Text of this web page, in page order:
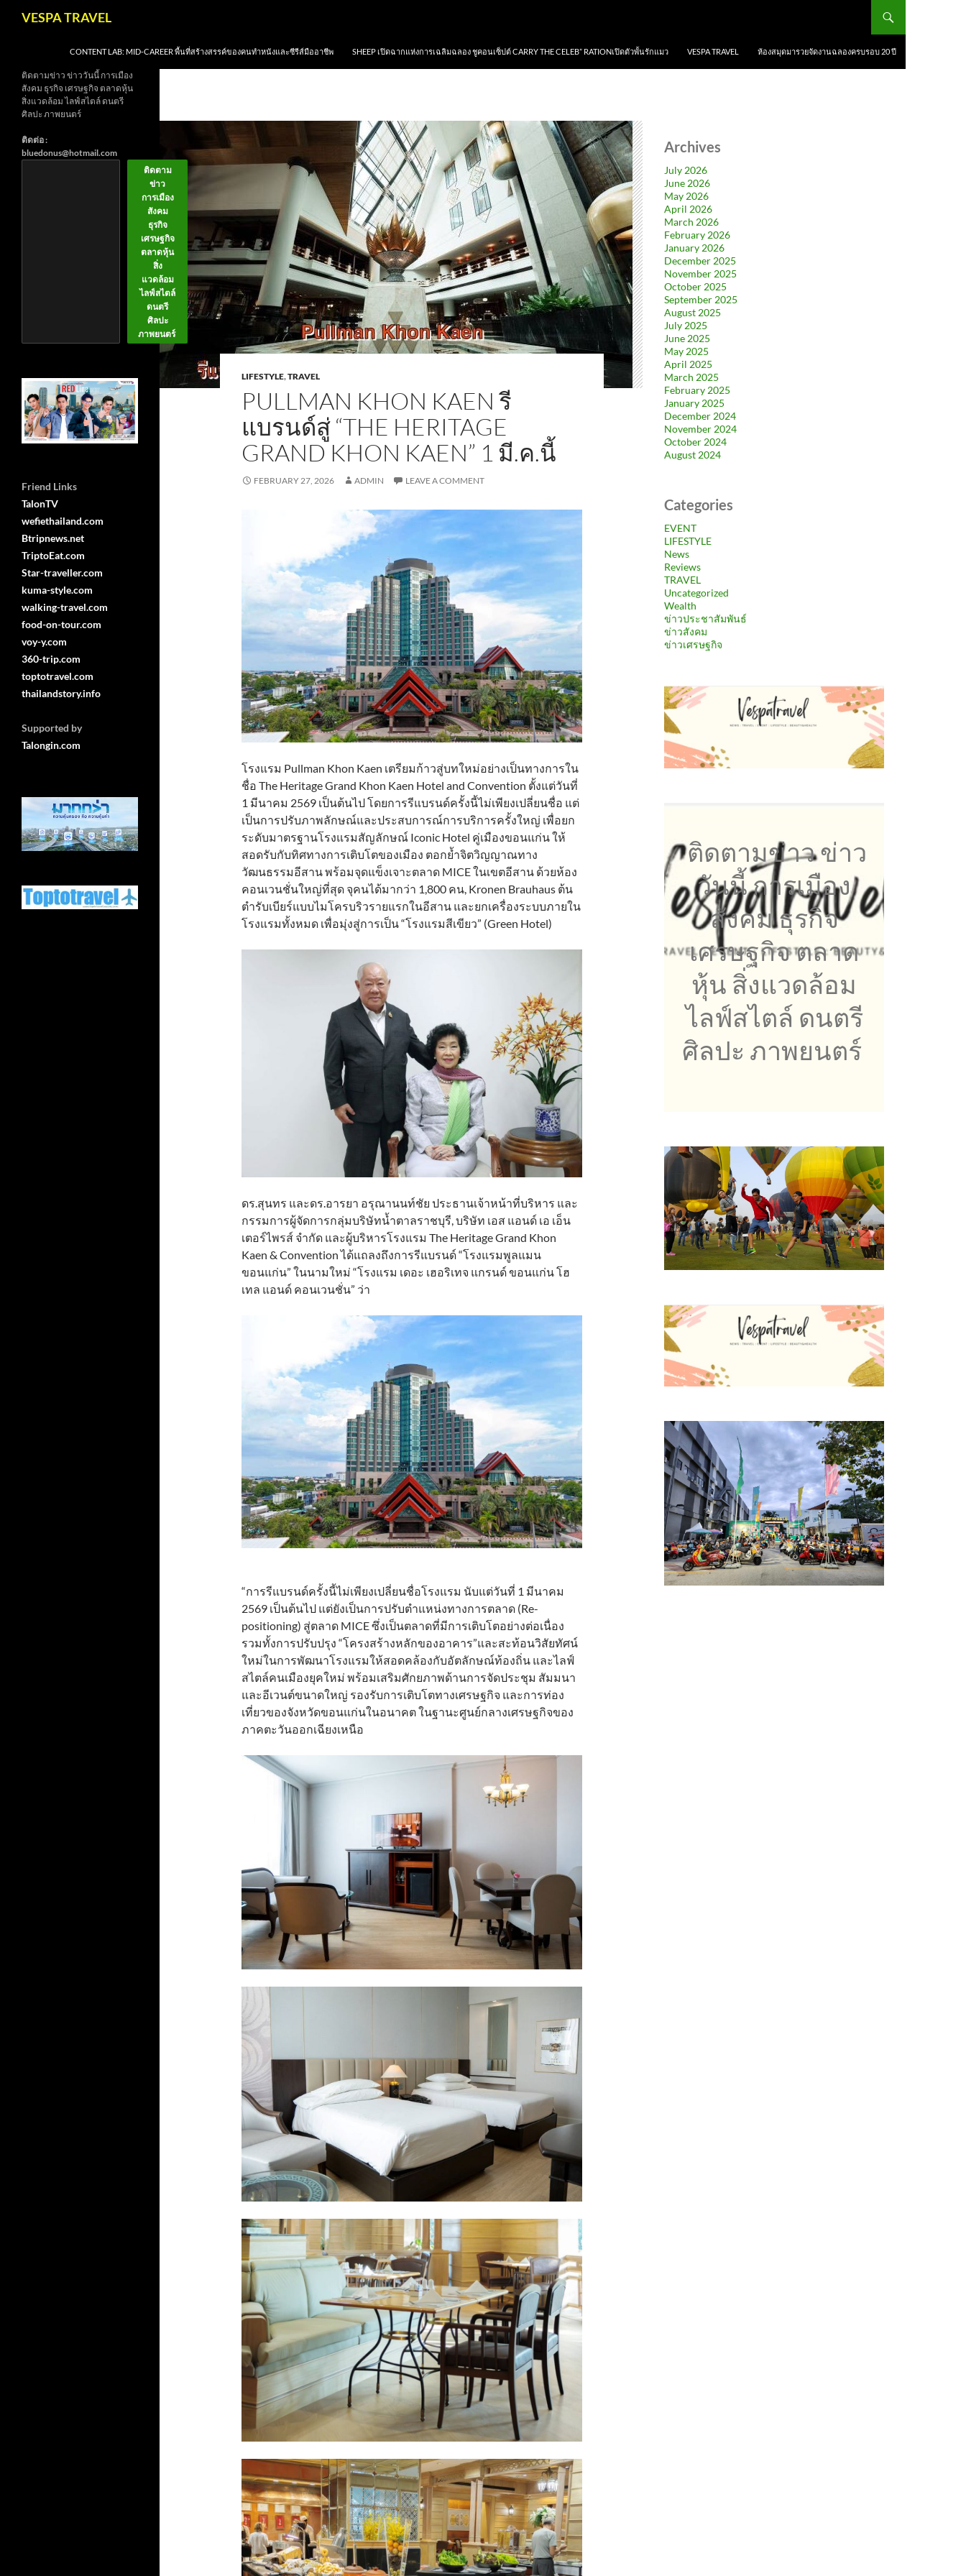
VESPA TRAVEL
CONTENT LAB: MID-CAREER พื้นที่สร้างสรรค์ของคนทำหนังและซีรีส์มืออาชีพ SHEEP เปิดฉากแห่งการเฉลิมฉลอง ชูคอนเซ็ปต์ CARRY THE CELEB” RATIONเปิดตัวพั้นรักแมว VESPA TRAVEL ห้องสมุดมารวยจัดงานฉลองครบรอบ 20 ปี
LIFESTYLE,TRAVEL
PULLMAN KHON KAEN รี
แบรนด์สู่ “THE HERITAGE
GRAND KHON KAEN” 1 มี.ค.นี้
FEBRUARY 27, 2026 ADMIN LEAVE A COMMENT
โรงแรม Pullman Khon Kaen เตรียมก้าวสู่บทใหม่อย่างเป็นทางการใน
ชื่อ The Heritage Grand Khon Kaen Hotel and Convention ตั้งแต่วันที่
1 มีนาคม 2569 เป็นต้นไป โดยการรีแบรนด์ครั้งนี้ไม่เพียงเปลี่ยนชื่อ แต่
เป็นการปรับภาพลักษณ์และประสบการณ์การบริการครั้งใหญ่ เพื่อยก
ระดับมาตรฐานโรงแรมสัญลักษณ์ Iconic Hotel คู่เมืองขอนแก่น ให้
สอดรับกับทิศทางการเติบโตของเมือง ตอกย้ำจิตวิญญาณทาง
วัฒนธรรมอีสาน พร้อมจุดแข็งเจาะตลาด MICE ในเขตอีสาน ด้วยห้อง
คอนเวนชั่นใหญ่ที่สุด จุคนได้มากว่า 1,800 คน, Kronen Brauhaus ต้น
ตำรับเบียร์แบบไมโครบริวรายแรกในอีสาน และยกเครื่องระบบภายใน
โรงแรมทั้งหมด เพื่อมุ่งสู่การเป็น “โรงแรมสีเขียว” (Green Hotel)
ดร.สุนทร และดร.อารยา อรุณานนท์ชัย ประธานเจ้าหน้าที่บริหาร และ
กรรมการผู้จัดการกลุ่มบริษัทน้ำตาลราชบุรี, บริษัท เอส แอนด์ เอ เอ็น
เตอร์ไพรส์ จำกัด และผู้บริหารโรงแรม The Heritage Grand Khon
Kaen & Convention ได้แถลงถึงการรีแบรนด์ “โรงแรมพูลแมน
ขอนแก่น” ในนามใหม่ “โรงแรม เดอะ เฮอริเทจ แกรนด์ ขอนแก่น โฮ
เทล แอนด์ คอนเวนชั่น” ว่า
“การรีแบรนด์ครั้งนี้ไม่เพียงเปลี่ยนชื่อโรงแรม นับแต่วันที่ 1 มีนาคม
2569 เป็นต้นไป แต่ยังเป็นการปรับตำแหน่งทางการตลาด (Re-
positioning) สู่ตลาด MICE ซึ่งเป็นตลาดที่มีการเติบโตอย่างต่อเนื่อง
รวมทั้งการปรับปรุง “โครงสร้างหลักของอาคาร”และสะท้อนวิสัยทัศน์
ใหม่ในการพัฒนาโรงแรมให้สอดคล้องกับอัตลักษณ์ท้องถิ่น และไลฟ์
สไตล์คนเมืองยุคใหม่ พร้อมเสริมศักยภาพด้านการจัดประชุม สัมมนา
และอีเวนต์ขนาดใหญ่ รองรับการเติบโตทางเศรษฐกิจ และการท่อง
เที่ยวของจังหวัดขอนแก่นในอนาคต ในฐานะศูนย์กลางเศรษฐกิจของ
ภาคตะวันออกเฉียงเหนือ
Archives
July 2026
June 2026
May 2026
April 2026
March 2026
February 2026
January 2026
December 2025
November 2025
October 2025
September 2025
August 2025
July 2025
June 2025
May 2025
April 2025
March 2025
February 2025
January 2025
December 2024
November 2024
October 2024
August 2024
Categories
EVENT
LIFESTYLE
News
Reviews
TRAVEL
Uncategorized
Wealth
ข่าวประชาสัมพันธ์
ข่าวสังคม
ข่าวเศรษฐกิจ
ติดตามข่าว ข่าว
วันนี้ การเมือง
สังคม ธุรกิจ
เศรษฐกิจ ตลาด
หุ้น สิ่งแวดล้อม
ไลฟ์สไตล์ ดนตรี
ศิลปะ ภาพยนตร์
ติดตามข่าว ข่าววันนี้ การเมือง
สังคม ธุรกิจ เศรษฐกิจ ตลาดหุ้น
สิ่งแวดล้อม ไลฟ์สไตล์ ดนตรี
ศิลปะ ภาพยนตร์
ติดต่อ :
bluedonus@hotmail.com
ติดตาม
ข่าว
การเมือง
สังคม
ธุรกิจ
เศรษฐกิจ
ตลาดหุ้น
สิ่ง
แวดล้อม
ไลฟ์สไตล์
ดนตรี
ศิลปะ
ภาพยนตร์
Friend Links
TalonTV
wefiethailand.com
Btripnews.net
TriptoEat.com
Star-traveller.com
kuma-style.com
walking-travel.com
food-on-tour.com
voy-y.com
360-trip.com
toptotravel.com
thailandstory.info
Supported by
Talongin.com